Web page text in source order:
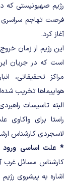
رژیم صهیونیستی که
فرصت تهاجم سراسری
آغاز کرد.
است که در جریان
مراکز تحقیقاتی،
هواپیماها تخریب
البته تاسیسات
راستا برای
لاسجردی کارشناس
* علت اساسی ورود
کارشناس مسائل غرب
اشاره به پیشروی